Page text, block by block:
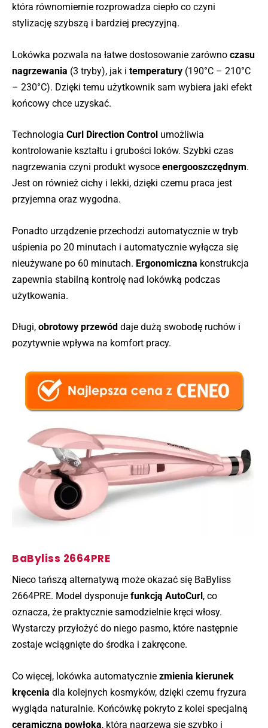
która równomiernie rozprowadza ciepło co czyni
stylizację szybszą i bardziej precyzyjną.
Lokówka pozwala na łatwe dostosowanie zarówno czasu
nagrzewania (3 tryby), jak i temperatury (190°C – 210°C
– 230°C). Dzięki temu użytkownik sam wybiera jaki efekt
końcowy chce uzyskać.
Technologia Curl Direction Control umożliwia
kontrolowanie kształtu i grubości loków. Szybki czas
nagrzewania czyni produkt wysoce energooszczędnym.
Jest on również cichy i lekki, dzięki czemu praca jest
przyjemna oraz wygodna.
Ponadto urządzenie przechodzi automatycznie w tryb
uśpienia po 20 minutach i automatycznie wyłącza się
nieużywane po 60 minutach. Ergonomiczna konstrukcja
zapewnia stabilną kontrolę nad lokówką podczas
użytkowania.
Długi, obrotowy przewód daje dużą swobodę ruchów i
pozytywnie wpływa na komfort pracy.
BaByliss 2664PRE
Nieco tańszą alternatywą może okazać się BaByliss
2664PRE. Model dysponuje funkcją AutoCurl , co
oznacza, że praktycznie samodzielnie kręci włosy.
Wystarczy przyłożyć do niego pasmo, które następnie
zostaje wciągnięte do środka i zakręcone.
Co więcej, lokówka automatycznie zmienia kierunek
kręcenia dla kolejnych kosmyków, dzięki czemu fryzura
wygląda naturalnie. Końcówkę pokryto z kolei specjalną
ceramiczną powłoką, która nagrzewa się szybko i